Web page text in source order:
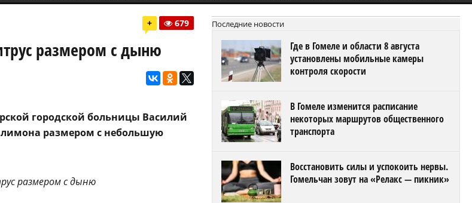
+ 679
размером с дыню
городской больницы Василий
размером с небольшую
Последние новости
Где в Гомеле и области 8 августа
установлены мобильные камеры
контроля скорости
В Гомеле изменится расписание
некоторых маршрутов общественного
транспорта
Восстановить силы и успокоить нервы.
Гомельчан зовут на «Релакс — пикник»